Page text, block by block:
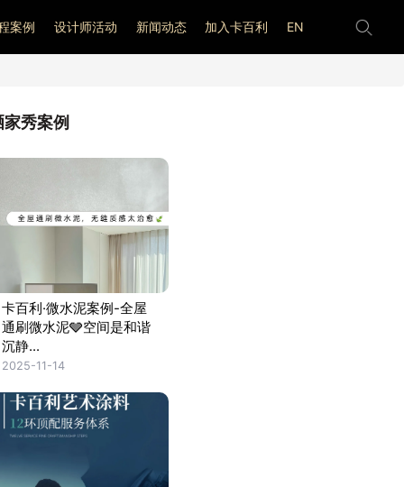
案例 设计师活动 新闻动态 加入卡百利 EN
家秀案例
卡百利·微水泥案例-全屋
通刷微水泥🩶空间是和谐
沉静...
2025-11-14